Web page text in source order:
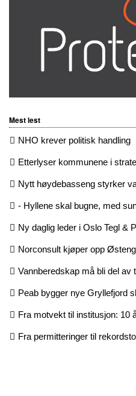
Mest lest
NHO krever politisk handling
Etterlyser kommunene i
Nytt høydebasseng styrker
- Hyllene skal bugne, med
Ny daglig leder i Oslo Tegl &
Norconsult kjøper opp
Vannberedskap må bli del av
Peab bygger nye Gryllefjord
Fra motvekt til institusjon: 10
Fra permitteringer til